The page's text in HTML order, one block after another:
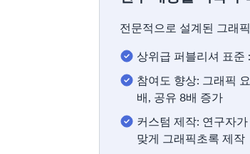
전문적으로 설계된 그래
상위급 퍼블리셔 표준
참여도 향상: 그래픽
배, 공유 8배 증가
커스텀 제작: 연구자
맞게 그래픽초록 제작